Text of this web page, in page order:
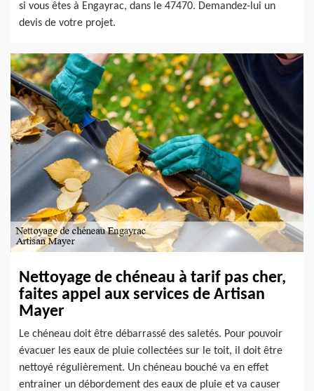
si vous êtes à Engayrac, dans le 47470. Demandez-lui un
devis de votre projet.
Nettoyage de chéneau à tarif pas cher,
faites appel aux services de Artisan
Mayer
Le chéneau doit être débarrassé des saletés. Pour pouvoir
évacuer les eaux de pluie collectées sur le toit, il doit être
nettoyé régulièrement. Un chéneau bouché va en effet
entrainer un débordement des eaux de pluie et va causer